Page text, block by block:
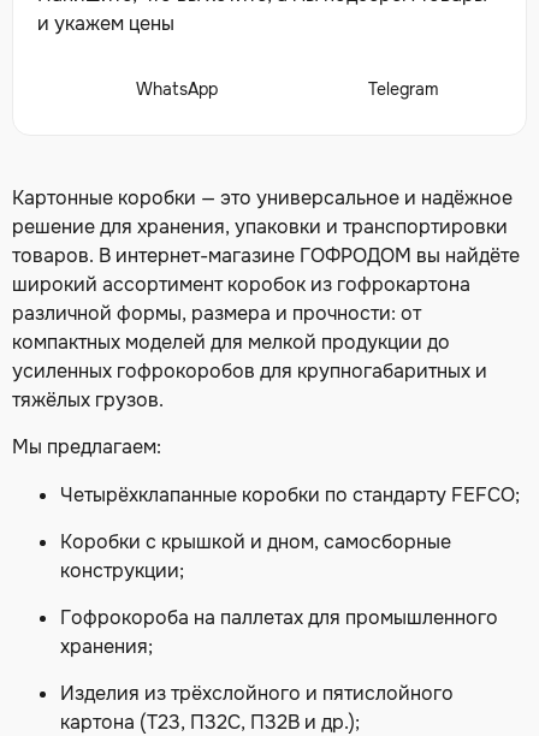
и укажем цены
WhatsApp Telegram
Картонные коробки — это универсальное и надёжное
решение для хранения, упаковки и транспортировки
товаров. В интернет-магазине ГОФРОДОМ вы найдёте
широкий ассортимент коробок из гофрокартона
различной формы, размера и прочности: от
компактных моделей для мелкой продукции до
усиленных гофрокоробов для крупногабаритных и
тяжёлых грузов.
Мы предлагаем:
Четырёхклапанные коробки по стандарту FEFCO;
Коробки с крышкой и дном, самосборные
конструкции;
Гофрокороба на паллетах для промышленного
хранения;
Изделия из трёхслойного и пятислойного
картона (Т23, П32С, П32В и др.);